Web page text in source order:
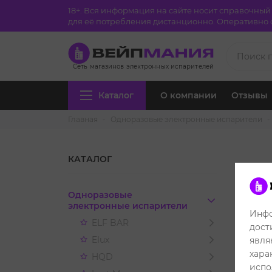
18+. Вся информация на сайте носит
для её потребления дистанционно. Оперативно
Сеть магазинов электронных испарителей
Каталог О компании Отзывы
КАТАЛОГ
Одноразовые
электронные испарители
ELF BAR
Elux
HQD